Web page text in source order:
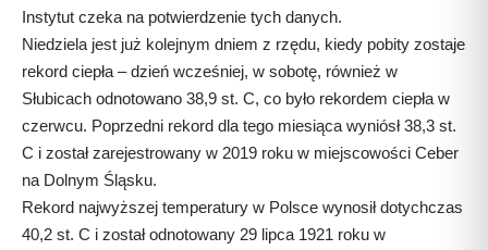
Instytut czeka na potwierdzenie tych danych.
Niedziela jest już kolejnym dniem z rzędu, kiedy pobity zostaje
rekord ciepła – dzień wcześniej, w sobotę, również w
Słubicach odnotowano 38,9 st. C, co było rekordem ciepła w
czerwcu. Poprzedni rekord dla tego miesiąca wyniósł 38,3 st.
C i został zarejestrowany w 2019 roku w miejscowości Ceber
na Dolnym Śląsku.
Rekord najwyższej temperatury w Polsce wynosił dotychczas
40,2 st. C i został odnotowany 29 lipca 1921 roku w